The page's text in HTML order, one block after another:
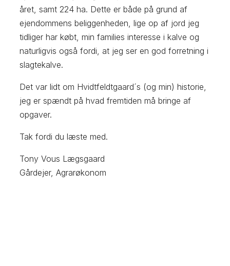
året, samt 224 ha. Dette er både på grund af
ejendommens beliggenheden, lige op af jord jeg
tidliger har købt, min families interesse i kalve og
naturligvis også fordi, at jeg ser en god forretning i
slagtekalve.
Det var lidt om Hvidtfeldtgaard´s (og min) historie,
jeg er spændt på hvad fremtiden må bringe af
opgaver.
Tak fordi du læste med.
Tony Vous Lægsgaard
Gårdejer, Agrarøkonom